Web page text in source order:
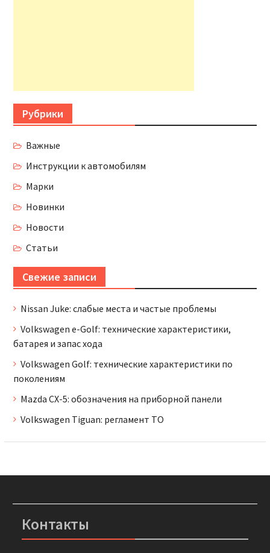
Рубрики
Важные
Инструкции к автомобилям
Марки
Новинки
Новости
Статьи
Свежие записи
Nissan Juke: слабые места и частые проблемы
Volkswagen e-Golf: технические характеристики,
батарея и запас хода
Volkswagen Golf: технические характеристики по
поколениям
Mazda CX-5: обозначения на приборной панели
Volkswagen Tiguan: регламент ТО
Контакты